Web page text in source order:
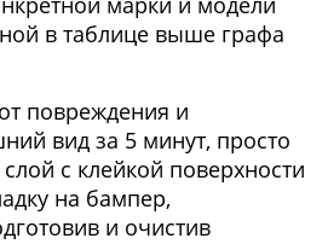
в таблице выше графа
от повреждения и
вид за 5 минут, просто
с клейкой поверхности
на бампер,
и очистив